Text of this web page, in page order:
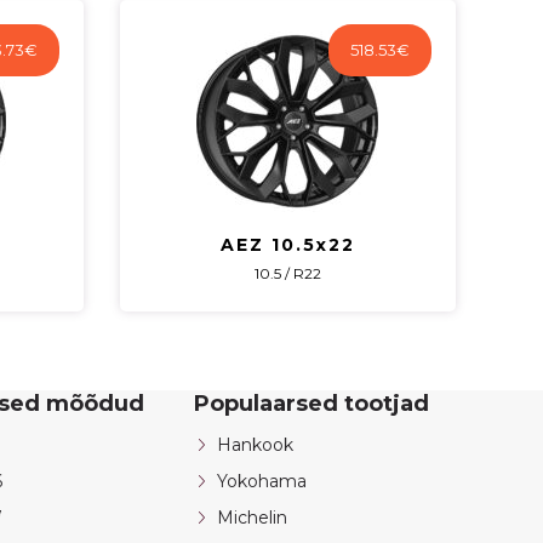
€ 518.53€
AEZ 10.5x22
10.5 / R22
mõõdud Populaarsed tootjad
Hankook
Yokohama
Michelin